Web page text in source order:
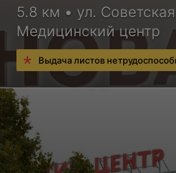
5.8 км • ул. Советская
Медицинский центр
Выдача листов